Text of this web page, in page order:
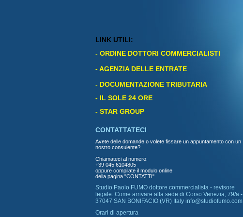
LINK UTILI:
- ORDINE DOTTORI COMMERCIALISTI
- AGENZIA DELLE ENTRATE
- DOCUMENTAZIONE TRIBUTARIA
- IL SOLE 24 ORE
- STAR GROUP
CONTATTATECI
Avete delle domande o volete fissare un appuntamento con un
nostro consulente?
Chiamateci al numero:
+39 045 6104805
oppure compilate il modulo online
della pagina "CONTATTI"
Studio Paolo FUMO dottore commercialista - revisore
legale. Come arrivare alla sede di Corso Venezia, 79/a -
37047 SAN BONIFACIO (VR) Italy info@studiofumo.com
Orari di apertura